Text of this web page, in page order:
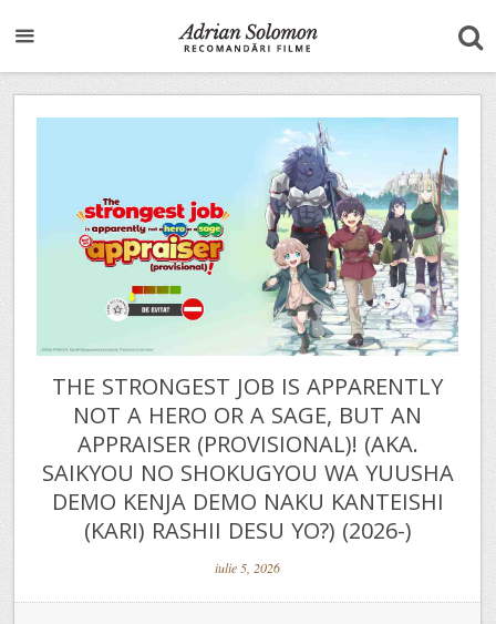
THE STRONGEST JOB IS APPARENTLY
NOT A HERO OR A SAGE, BUT AN
APPRAISER (PROVISIONAL)! (AKA.
SAIKYOU NO SHOKUGYOU WA YUUSHA
DEMO KENJA DEMO NAKU KANTEISHI
(KARI) RASHII DESU YO?) (2026-)
iulie 5, 2026